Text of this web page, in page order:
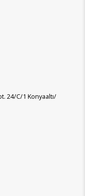
24/C/1 Konyaaltı/